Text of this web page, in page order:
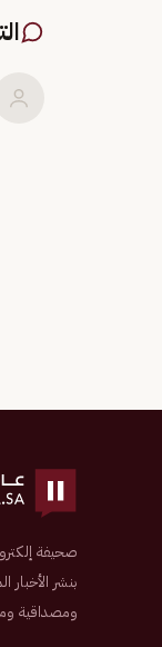
بنشر الأخبار
ومصداقية